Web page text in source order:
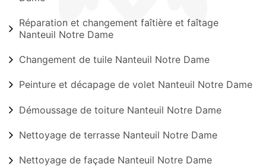
Réparation et changement faîtière et faîtage
Nanteuil Notre Dame
Changement de tuile Nanteuil Notre Dame
Peinture et décapage de volet Nanteuil Notre Dame
Démoussage de toiture Nanteuil Notre Dame
Nettoyage de terrasse Nanteuil Notre Dame
Nettoyage de façade Nanteuil Notre Dame